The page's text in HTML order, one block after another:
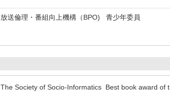
放送倫理・番組向上機構（BPO) 青少年委員
The Society of Socio-Informatics Best book award of